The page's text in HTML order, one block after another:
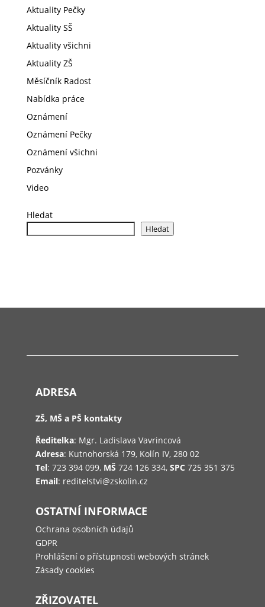
Aktuality Pečky
Aktuality SŠ
Aktuality všichni
Aktuality ZŠ
Měsíčník Radost
Nabídka práce
Oznámení
Oznámení Pečky
Oznámení všichni
Pozvánky
Video
Hledat
Hledat
ADRESA
ZŠ, MŠ a PŠ kontakty
Ředitelka: Mgr. Ladislava Vavrincová
Adresa: Kutnohorská 179, Kolín IV, 280 02
Tel: 723 394 099, MŠ 724 126 334, SPC 725 351 375
Email: reditelstvi@zskolin.cz
OSTATNÍ INFORMACE
Ochrana osobních údajů
GDPR
Prohlášení o přístupnosti webových stránek
Zásady cookies
ZŘIZOVATEL